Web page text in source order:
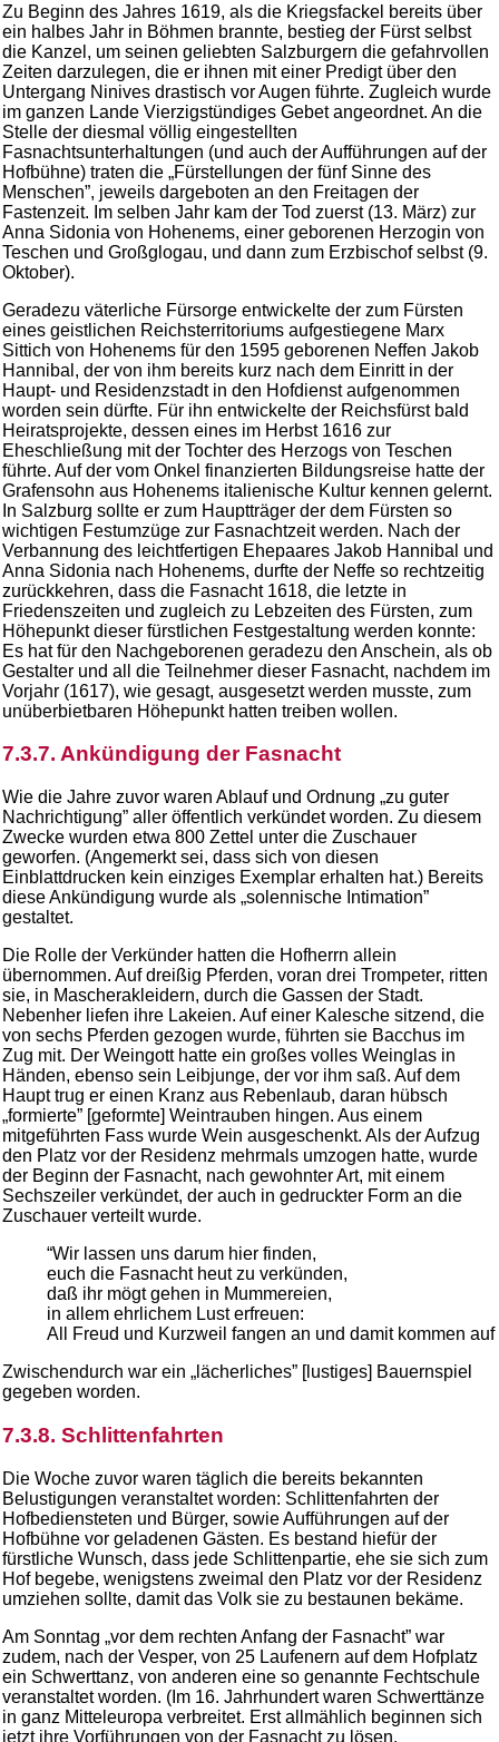
Zu Beginn des Jahres 1619, als die Kriegsfackel bereits über
ein halbes Jahr in Böhmen brannte, bestieg der Fürst selbst
die Kanzel, um seinen geliebten Salzburgern die gefahrvollen
Zeiten darzulegen, die er ihnen mit einer Predigt über den
Untergang Ninives drastisch vor Augen führte. Zugleich wurde
im ganzen Lande Vierzigstündiges Gebet angeordnet. An die
Stelle der diesmal völlig eingestellten
Fasnachtsunterhaltungen (und auch der Aufführungen auf der
Hofbühne) traten die „Fürstellungen der fünf Sinne des
Menschen”, jeweils dargeboten an den Freitagen der
Fastenzeit. Im selben Jahr kam der Tod zuerst (13. März) zur
Anna Sidonia von Hohenems, einer geborenen Herzogin von
Teschen und Großglogau, und dann zum Erzbischof selbst (9.
Oktober).
Geradezu väterliche Fürsorge entwickelte der zum Fürsten
eines geistlichen Reichsterritoriums aufgestiegene Marx
Sittich von Hohenems für den 1595 geborenen Neffen Jakob
Hannibal, der von ihm bereits kurz nach dem Einritt in der
Haupt- und Residenzstadt in den Hofdienst aufgenommen
worden sein dürfte. Für ihn entwickelte der Reichsfürst bald
Heiratsprojekte, dessen eines im Herbst 1616 zur
Eheschließung mit der Tochter des Herzogs von Teschen
führte. Auf der vom Onkel finanzierten Bildungsreise hatte der
Grafensohn aus Hohenems italienische Kultur kennen gelernt.
In Salzburg sollte er zum Hauptträger der dem Fürsten so
wichtigen Festumzüge zur Fasnachtzeit werden. Nach der
Verbannung des leichtfertigen Ehepaares Jakob Hannibal und
Anna Sidonia nach Hohenems, durfte der Neffe so rechtzeitig
zurückkehren, dass die Fasnacht 1618, die letzte in
Friedenszeiten und zugleich zu Lebzeiten des Fürsten, zum
Höhepunkt dieser fürstlichen Festgestaltung werden konnte:
Es hat für den Nachgeborenen geradezu den Anschein, als ob
Gestalter und all die Teilnehmer dieser Fasnacht, nachdem im
Vorjahr (1617), wie gesagt, ausgesetzt werden musste, zum
unüberbietbaren Höhepunkt hatten treiben wollen.
7.3.7. Ankündigung der Fasnacht
Wie die Jahre zuvor waren Ablauf und Ordnung „zu guter
Nachrichtigung” aller öffentlich verkündet worden. Zu diesem
Zwecke wurden etwa 800 Zettel unter die Zuschauer
geworfen. (Angemerkt sei, dass sich von diesen
Einblattdrucken kein einziges Exemplar erhalten hat.) Bereits
diese Ankündigung wurde als „solennische Intimation”
gestaltet.
Die Rolle der Verkünder hatten die Hofherrn allein
übernommen. Auf dreißig Pferden, voran drei Trompeter, ritten
sie, in Mascherakleidern, durch die Gassen der Stadt.
Nebenher liefen ihre Lakeien. Auf einer Kalesche sitzend, die
von sechs Pferden gezogen wurde, führten sie Bacchus im
Zug mit. Der Weingott hatte ein großes volles Weinglas in
Händen, ebenso sein Leibjunge, der vor ihm saß. Auf dem
Haupt trug er einen Kranz aus Rebenlaub, daran hübsch
„formierte” [geformte] Weintrauben hingen. Aus einem
mitgeführten Fass wurde Wein ausgeschenkt. Als der Aufzug
den Platz vor der Residenz mehrmals umzogen hatte, wurde
der Beginn der Fasnacht, nach gewohnter Art, mit einem
Sechszeiler verkündet, der auch in gedruckter Form an die
Zuschauer verteilt wurde.
“Wir lassen uns darum hier finden,
euch die Fasnacht heut zu verkünden,
daß ihr mögt gehen in Mummereien,
in allem ehrlichem Lust erfreuen:
All Freud und Kurzweil fangen an und damit kommen auf
Zwischendurch war ein „lächerliches” [lustiges] Bauernspiel
gegeben worden.
7.3.8. Schlittenfahrten
Die Woche zuvor waren täglich die bereits bekannten
Belustigungen veranstaltet worden: Schlittenfahrten der
Hofbediensteten und Bürger, sowie Aufführungen auf der
Hofbühne vor geladenen Gästen. Es bestand hiefür der
fürstliche Wunsch, dass jede Schlittenpartie, ehe sie sich zum
Hof begebe, wenigstens zweimal den Platz vor der Residenz
umziehen sollte, damit das Volk sie zu bestaunen bekäme.
Am Sonntag „vor dem rechten Anfang der Fasnacht” war
zudem, nach der Vesper, von 25 Laufenern auf dem Hofplatz
ein Schwerttanz, von anderen eine so genannte Fechtschule
veranstaltet worden. (Im 16. Jahrhundert waren Schwerttänze
in ganz Mitteleuropa verbreitet. Erst allmählich beginnen sich
jetzt ihre Vorführungen von der Fasnacht zu lösen.